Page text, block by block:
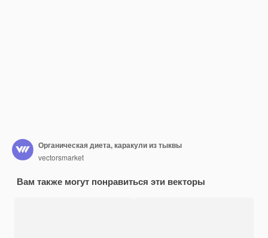
Органическая диета, каракули из тыквы
vectorsmarket
Вам также могут понравиться эти векторы